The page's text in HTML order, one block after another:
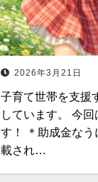
2026年3月21日
子育て世帯を支援
しています。 今
す！ ＊助成金な
載され…